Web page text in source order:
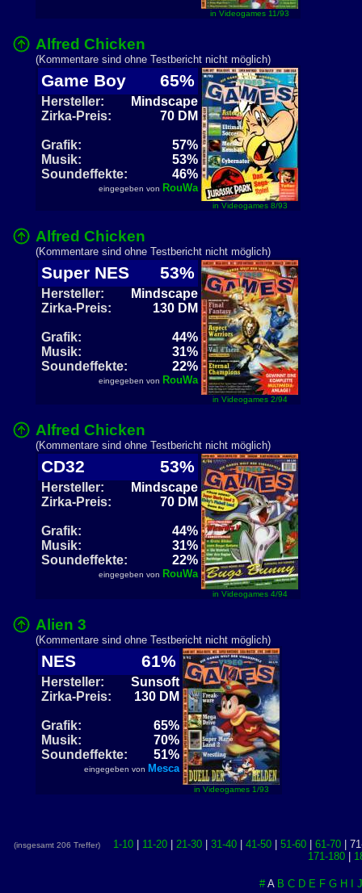
in Videogames 11/93
Alfred Chicken
(Kommentare sind ohne Testbericht nicht möglich)
Game Boy 65%
Hersteller:
Mindscape
Zirka-Preis:
70 DM
Grafik:
57%
Musik:
53%
Soundeffekte:
46%
eingegeben von RouWa
in Videogames 8/93
Alfred Chicken
(Kommentare sind ohne Testbericht nicht möglich)
Super NES 53%
Hersteller:
Mindscape
Zirka-Preis:
130 DM
Grafik:
44%
Musik:
31%
Soundeffekte:
22%
eingegeben von RouWa
in Videogames 2/94
Alfred Chicken
(Kommentare sind ohne Testbericht nicht möglich)
CD32 53%
Hersteller:
Mindscape
Zirka-Preis:
70 DM
Grafik:
44%
Musik:
31%
Soundeffekte:
22%
eingegeben von RouWa
in Videogames 4/94
Alien 3
(Kommentare sind ohne Testbericht nicht möglich)
NES 61%
Hersteller:
Sunsoft
Zirka-Preis:
130 DM
Grafik:
65%
Musik:
70%
Soundeffekte:
51%
eingegeben von Mesca
in Videogames 1/93
(insgesamt 206 Treffer) 1-10 11-20 21-30 31-40 41-50 51-60 61-70 |
171-180|
# A B C D E F G H J